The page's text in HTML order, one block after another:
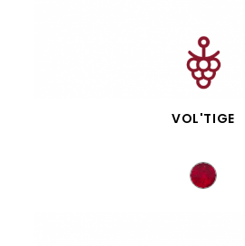
APERÇU
VOL'TIGE